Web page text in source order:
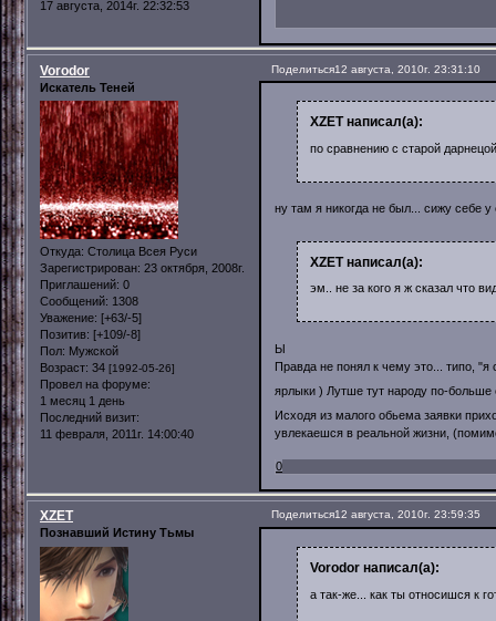
17 августа, 2014г. 22:32:53
Поделиться12 августа, 2010г. 23:31:10
Vorodor
Искатель Теней
Откуда: Столица Всея Руси
Зарегистрирован: 23 октября, 2008г.
Приглашений: 0
Сообщений: 1308
Уважение: [+63/-5]
Позитив: [+109/-8]
Пол: Мужской
Возраст: 34 [1992-05-26]
Провел на форуме:
1 месяц 1 день
Последний визит:
11 февраля, 2011г. 14:00:40
XZET написал(а):
по сравнению с старой
ну там я никогда не был... сижу себе
XZET написал(а):
эм.. не за кого я ж сказал что
Ы
Правда не понял к чему это... типо,
ярлыки ) Лутше тут народу по-
Исходя из малого обьема заявки
увлекаешся в реальной жизни,
0
Поделиться12 августа, 2010г. 23:59:35
XZET
Познавший Истину Тьмы
Vorodor написал(а):
а так-же... как ты относишся к